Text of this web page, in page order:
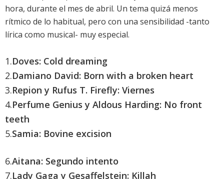
hora, durante el mes de abril. Un tema quizá menos
rítmico de lo habitual, pero con una sensibilidad -tanto
lírica como musical- muy especial.
1.Doves: Cold dreaming
2.Damiano David: Born with a broken heart
3.Repion y Rufus T. Firefly: Viernes
4.Perfume Genius y Aldous Harding: No front
teeth
5.Samia: Bovine excision
6.Aitana: Segundo intento
7.Lady Gaga y Gesaffelstein: Killah